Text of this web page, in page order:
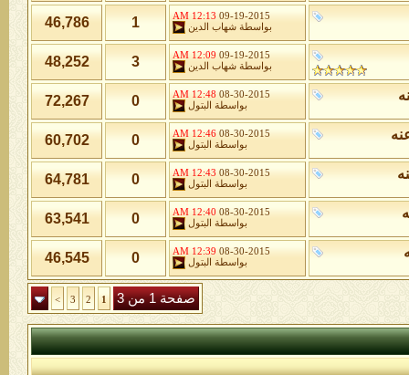
09-19-2015
12:13 AM
بواسطة شهاب الدين 1
46,786
09-19-2015
12:09 AM
بواسطة شهاب الدين 3
48,252
08-30-2015
12:48 AM
بواسطة
البتول 0
72,267
08-30-2015
12:46 AM
بواسطة
البتول 0
60,702
08-30-2015
12:43 AM
بواسطة
البتول 0
64,781
08-30-2015
12:40 AM
بواسطة
البتول 0
63,541
08-30-2015
12:39 AM
بواسطة
البتول 0
46,545
صفحة 1 من 3 1
2
3
>